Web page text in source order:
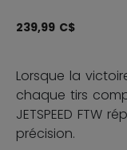
239,99 C$
Lorsque la
chaque tirs
JETSPEED
précision.